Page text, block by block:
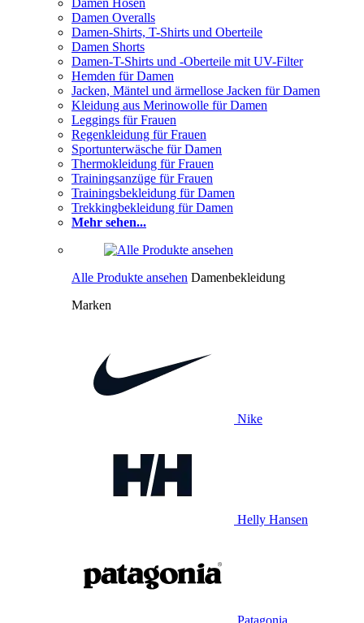
Damen Hosen
Damen Overalls
Damen-Shirts, T-Shirts und Oberteile
Damen Shorts
Damen-T-Shirts und -Oberteile mit UV-Filter
Hemden für Damen
Jacken, Mäntel und ärmellose Jacken für Damen
Kleidung aus Merinowolle für Damen
Leggings für Frauen
Regenkleidung für Frauen
Sportunterwäsche für Damen
Thermokleidung für Frauen
Trainingsanzüge für Frauen
Trainingsbekleidung für Damen
Trekkingbekleidung für Damen
Mehr sehen...
Alle Produkte ansehen Damenbekleidung
Marken
Nike
Helly Hansen
Patagonia